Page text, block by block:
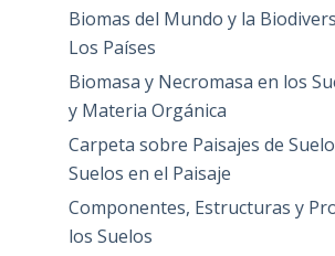
Biomas del Mundo y la
Los Países
Biomasa y Necromasa en los
y Materia Orgánica
Carpeta sobre Paisajes de
Suelos en el Paisaje
Componentes, Estructuras y
los Suelos